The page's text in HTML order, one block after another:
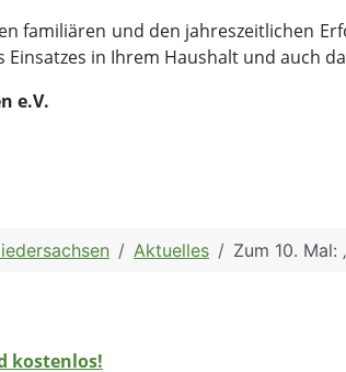
kostenlos!
familiären und den jahreszeitlichen
in Ihrem Haushalt und auch
e.V.
Aktuelles Zum 10.